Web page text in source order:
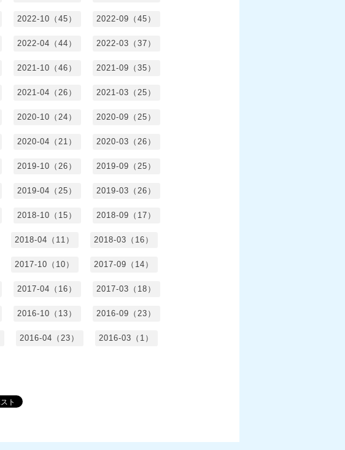
2022-10（45） 2022-09（45）
2022-04（44） 2022-03（37）
2021-10（46） 2021-09（35）
2021-04（26） 2021-03（25）
2020-10（24） 2020-09（25）
2020-04（21） 2020-03（26）
2019-10（26） 2019-09（25）
2019-04（25） 2019-03（26）
2018-10（15） 2018-09（17）
2018-04（11） 2018-03（16）
2017-10（10） 2017-09（14）
2017-04（16） 2017-03（18）
2016-10（13） 2016-09（23）
2016-04（23） 2016-03（1）